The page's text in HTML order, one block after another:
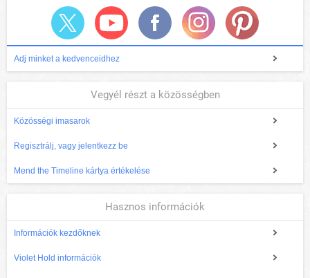
Adj minket a kedvenceidhez
Vegyél részt a közösségben
Közösségi imasarok
Regisztrálj, vagy jelentkezz be
Mend the Timeline kártya értékelése
Hasznos információk
Információk kezdőknek
Violet Hold információk